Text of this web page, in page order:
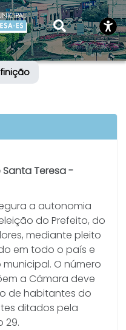
Teresa -
a autonomia
do Prefeito, do
mediante pleito
em todo o país e
O número
a Câmara deve
de habitantes do
ditados pela
29.